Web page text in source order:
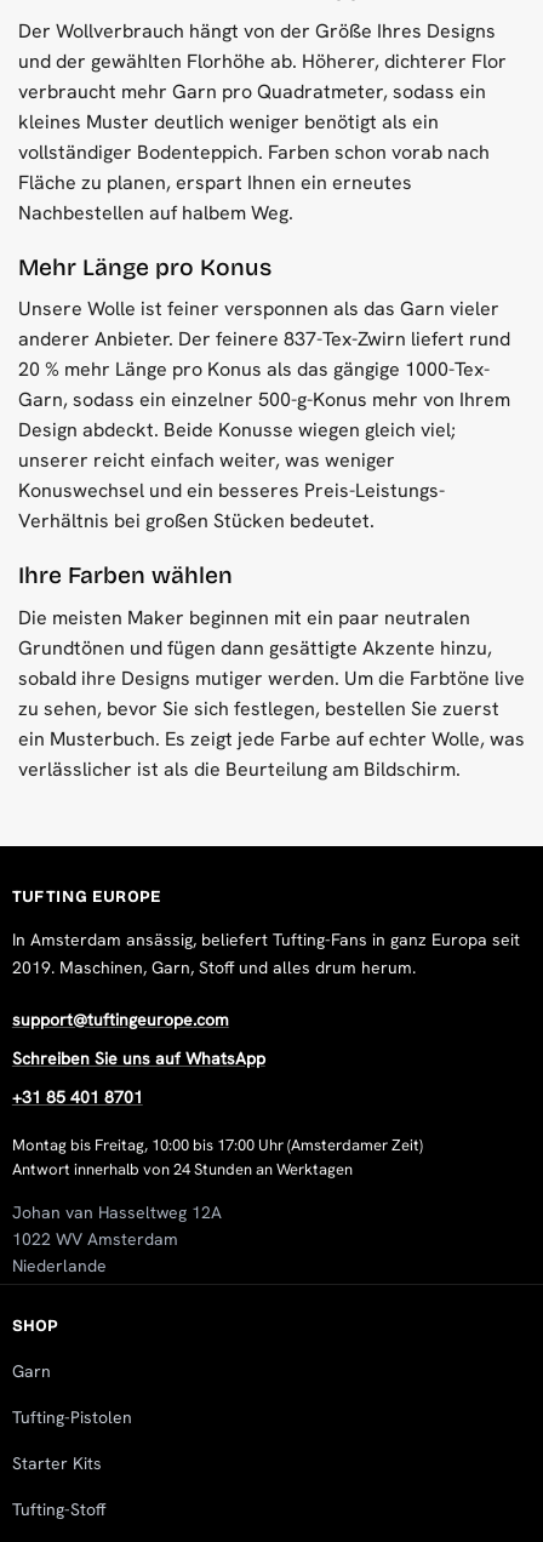
Der Wollverbrauch hängt von der Größe Ihres Designs
und der gewählten Florhöhe ab. Höherer, dichterer Flor
verbraucht mehr Garn pro Quadratmeter, sodass ein
kleines Muster deutlich weniger benötigt als ein
vollständiger Bodenteppich. Farben schon vorab nach
Fläche zu planen, erspart Ihnen ein erneutes
Nachbestellen auf halbem Weg.
Mehr Länge pro Konus
Unsere Wolle ist feiner versponnen als das Garn vieler
anderer Anbieter. Der feinere 837-Tex-Zwirn liefert rund
20 % mehr Länge pro Konus als das gängige 1000-Tex-
Garn, sodass ein einzelner 500-g-Konus mehr von Ihrem
Design abdeckt. Beide Konusse wiegen gleich viel;
unserer reicht einfach weiter, was weniger
Konuswechsel und ein besseres Preis-Leistungs-
Verhältnis bei großen Stücken bedeutet.
Ihre Farben wählen
Die meisten Maker beginnen mit ein paar neutralen
Grundtönen und fügen dann gesättigte Akzente hinzu,
sobald ihre Designs mutiger werden. Um die Farbtöne live
zu sehen, bevor Sie sich festlegen, bestellen Sie zuerst
ein Musterbuch. Es zeigt jede Farbe auf echter Wolle, was
verlässlicher ist als die Beurteilung am Bildschirm.
SHOP
Garn
Tufting-Pistolen
Starter Kits
Tufting-Stoff
TUFTING EUROPE
In Amsterdam ansässig, beliefert Tufting-Fans in ganz Europa seit
2019. Maschinen, Garn, Stoff und alles drum herum.
support@tuftingeurope.com
Schreiben Sie uns auf WhatsApp
+31 85 401 8701
Montag bis Freitag, 10:00 bis 17:00 Uhr (Amsterdamer Zeit)
Antwort innerhalb von 24 Stunden an Werktagen
Johan van Hasseltweg 12A
1022 WV Amsterdam
Niederlande